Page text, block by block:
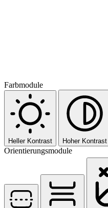
Farbmodule
Heller Kontrast Hoher Kontrast
Orientierungsmodule